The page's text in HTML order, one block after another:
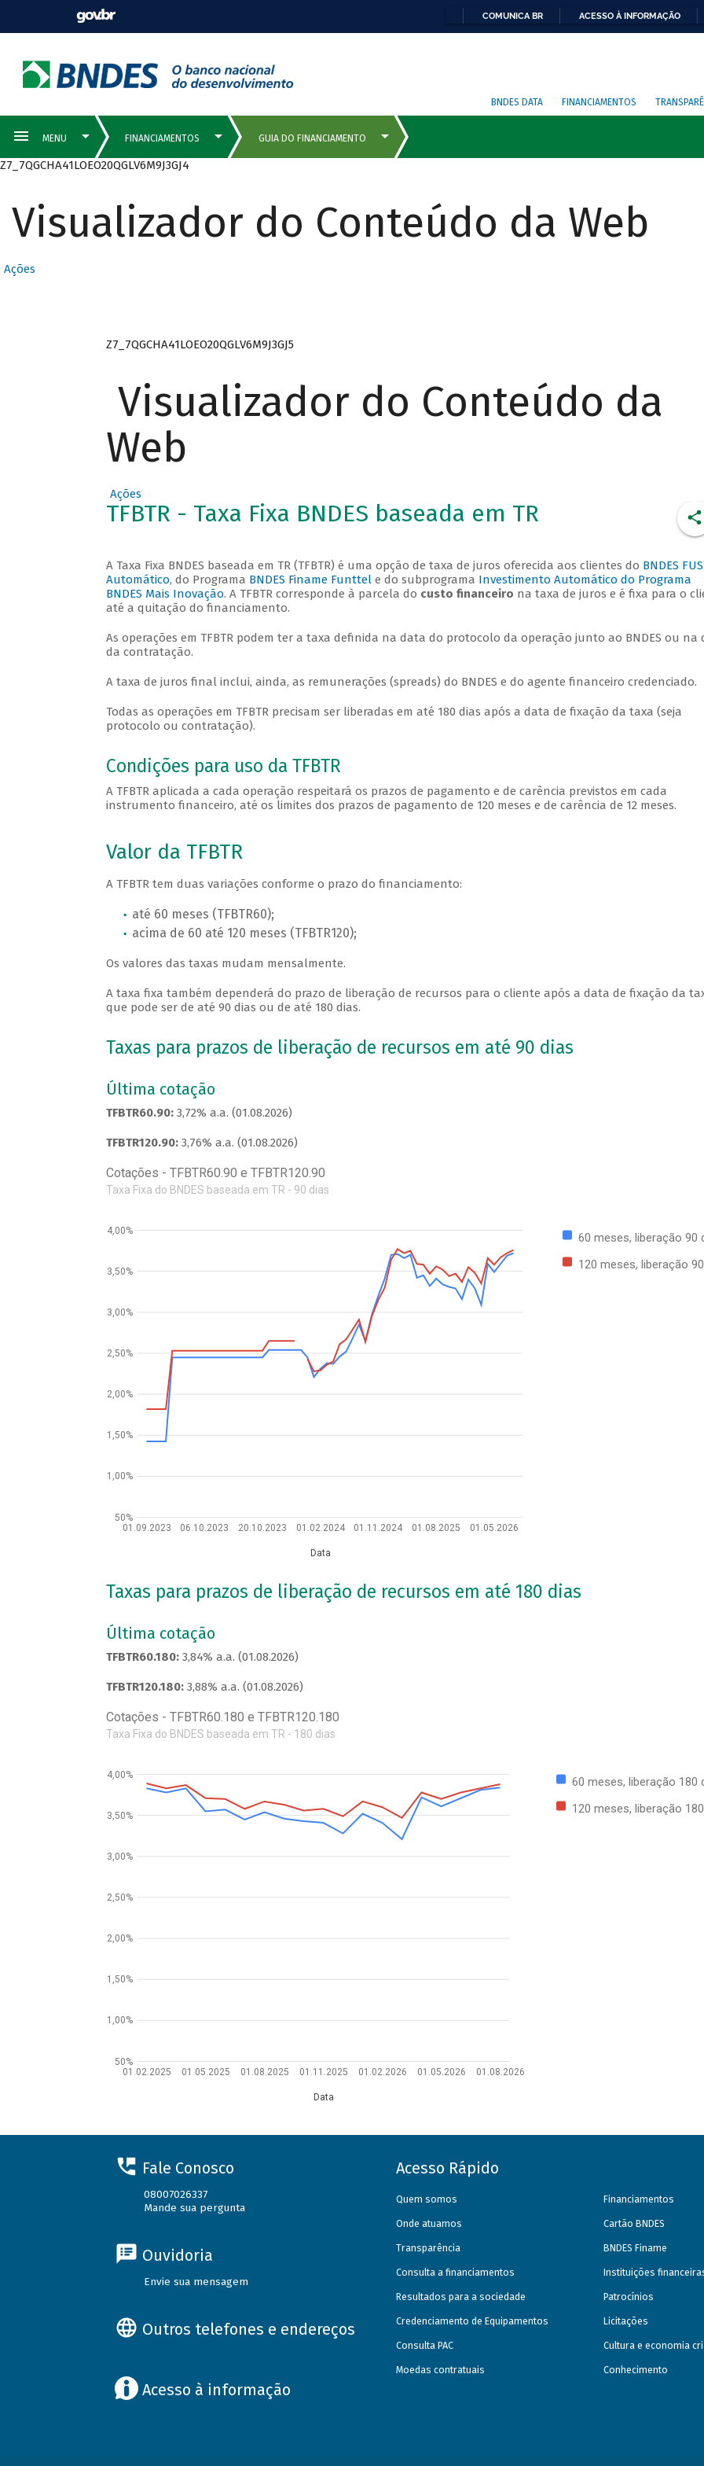
COMUNICA BR ACESSO À INFORMAÇÃO
BNDES DATA FINANCIAMENTOS
Z7_7QGCHA41LOEO20QGLV6M9J3GJ4
Visualizador do Conteúdo da Web
Ações
Z7_7QGCHA41LOEO20QGLV6M9J3GJ5
Visualizador do Conteúdo da
Web
Ações
TFBTR - Taxa Fixa BNDES baseada em TR
A Taxa Fixa BNDES baseada em TR (TFBTR) é uma opção de taxa de juros oferecida aos clientes do BNDES
Automático, do Programa BNDES Finame Funttele do subprograma Investimento Automático do Programa
BNDES Mais Inovação. A TFBTR corresponde à parcela do custo financeiro na taxa de juros e é fixa para o
até a quitação do financiamento.
As operações em TFBTR podem ter a taxa definida na data do protocolo da operação junto ao BNDES ou na
da contratação.
A taxa de juros final inclui, ainda, as remunerações (spreads) do BNDES e do agente financeiro credenciado.
Todas as operações em TFBTR precisam ser liberadas em até 180 dias após a data de fixação da taxa (seja
protocolo ou contratação).
Condições para uso da TFBTR
A TFBTR aplicada a cada operação respeitará os prazos de pagamento e de carência previstos em cada
instrumento financeiro, até os limites dos prazos de pagamento de 120 meses e de carência de 12 meses.
Valor da TFBTR
A TFBTR tem duas variações conforme o prazo do financiamento:
até 60 meses (TFBTR60);
acima de 60 até 120 meses (TFBTR120);
Os valores das taxas mudam mensalmente.
A taxa fixa também dependerá do prazo de liberação de recursos para o cliente após a data de fixação da
que pode ser de até 90 dias ou de até 180 dias.
Taxas para prazos de liberação de recursos em até 90 dias
Última cotação
TFBTR60.90: 3,72% a.a. (01.08.2026)
TFBTR120.90: 3,76% a.a. (01.08.2026)
Cotações - TFBTR60.90 e TFBTR120.90
Taxa Fixa do BNDES baseada em TR - 90 dias
60 meses, liberação 90
120 meses, liberação
01.09.2023 06.10.2023 20.10.2023 01.02.2024 01.11.2024 01.08.2025 01.05.2026
Data
50%
1,00%
1,50%
2,00%
2,50%
3,00%
3,50%
4,00%
Taxas para prazos de liberação de recursos em até 180 dias
Última cotação
TFBTR60.180: 3,84% a.a. (01.08.2026)
TFBTR120.180: 3,88% a.a. (01.08.2026)
Cotações - TFBTR60.180 e TFBTR120.180
Taxa Fixa do BNDES baseada em TR - 180 dias
60 meses, liberação 180
120 meses, liberação
01.02.2025 01.05.2025 01.08.2025 01.11.2025 01.02.2026 01.05.2026 01.08.2026
Data
50%
1,00%
1,50%
2,00%
2,50%
3,00%
3,50%
4,00%
Fale Conosco
08007026337
Mande sua pergunta
Ouvidoria
Envie sua mensagem
Outros telefones e endereços
Acesso à informação
Acesso Rápido
Quem somos
Onde atuamos
Transparência
Consulta a financiamentos
Resultados para a sociedade
Credenciamento de Equipamentos
Consulta PAC
Moedas contratuais
Financiamentos
Cartão BNDES
BNDES Finame
Instituições
Patrocínios
Licitações
Cultura e economia
Conhecimento